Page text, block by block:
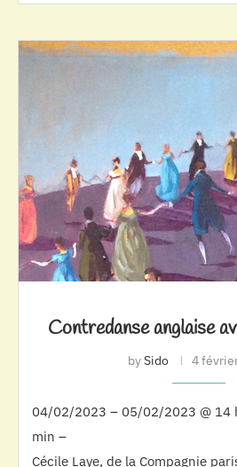
Contredanse anglaise
bySido 4
04/02/2023 – 05/02/2023 @ 14
min –
Cécile Laye, de la Compagnie